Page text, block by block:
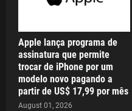
Apple lança programa de
assinatura que permite
trocar de iPhone por um
modelo novo pagando a
partir de US$ 17,99 por mês
August 01, 2026